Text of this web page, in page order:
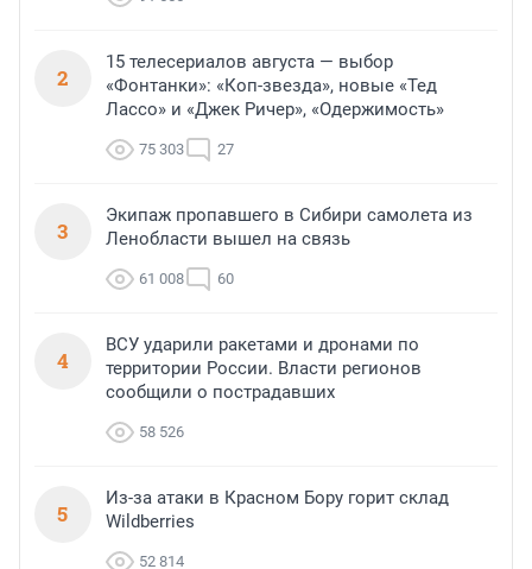
2
15 телесериалов августа — выбор
«Фонтанки»: «Коп-звезда», новые «Тед
Лассо» и «Джек Ричер», «Одержимость»
75 303 27
3
Экипаж пропавшего в Сибири самолета из
Ленобласти вышел на связь
61 008 60
4
ВСУ ударили ракетами и дронами по
территории России. Власти регионов
сообщили о пострадавших
58 526
5
Из-за атаки в Красном Бору горит склад
Wildberries
52 814